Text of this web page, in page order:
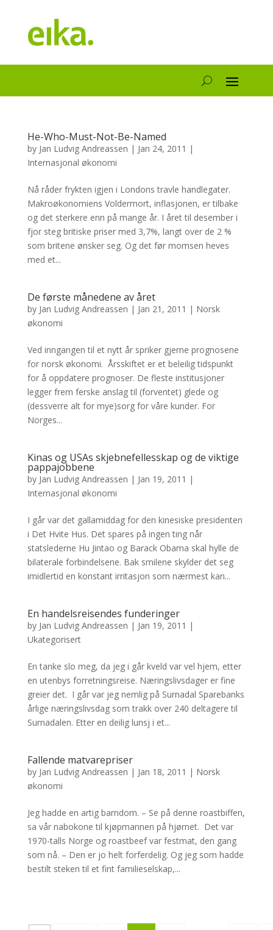
He-Who-Must-Not-Be-Named
by Jan Ludvig Andreassen | Jan 24, 2011 |
Internasjonal økonomi
Nå råder frykten igjen i Londons travle handlegater.
Makroøkonomiens Voldermort, inflasjonen, er tilbake
og det sterkere enn på mange år. I året til desember i
fjor steg britiske priser med 3,7%, langt over de 2 %
som britene ønsker seg. Og det før momsen heves
med et...
De første månedene av året
by Jan Ludvig Andreassen | Jan 21, 2011 | Norsk
økonomi
Ved inngangen til et nytt år spriker gjerne prognosene
for norsk økonomi. Årsskiftet er et beleilig tidspunkt
for å oppdatere prognoser. De fleste institusjoner
legger frem ferske anslag til (forventet) glede og
(dessverre alt for mye)sorg for våre kunder. For
Norges...
Kinas og USAs skjebnefellesskap og de viktige
pappajobbene
by Jan Ludvig Andreassen | Jan 19, 2011 |
Internasjonal økonomi
I går var det gallamiddag for den kinesiske presidenten
i Det Hvite Hus. Det spares på ingen ting når
statslederne Hu Jintao og Barack Obama skal hylle de
bilaterale forbindelsene. Bak smilene skylder det seg
imidlertid en konstant irritasjon som nærmest kan...
En handelsreisendes funderinger
by Jan Ludvig Andreassen | Jan 19, 2011 |
Ukategorisert
En tanke slo meg, da jeg i går kveld var vel hjem, etter
en utenbys forretningsreise. Næringslivsdager er fine
greier det. I går var jeg nemlig på Surnadal Sparebanks
årlige næringslivsdag som trakk over 240 deltagere til
Surnadalen. Etter en deilig lunsj i et...
Fallende matvarepriser
by Jan Ludvig Andreassen | Jan 18, 2011 | Norsk
økonomi
Jeg hadde en artig barndom. – Se på denne roastbiffen,
sa vår nabokone til kjøpmannen på hjørnet. Det var
1970-talls Norge og roastbeef var festmat, den gang
som nå. – Den er jo helt forferdelig. Og jeg som hadde
bestilt steken til et fint familieselskap,...